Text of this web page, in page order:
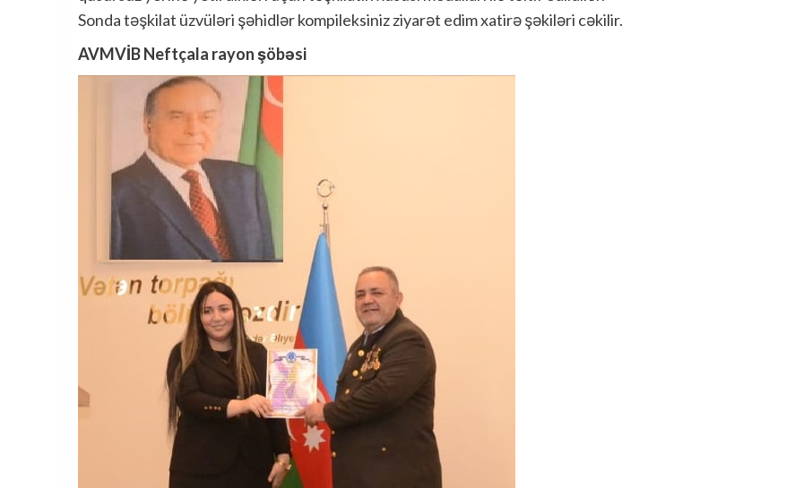
Sonda təşkilat üzvüləri şəhidlər kompileksiniz ziyarət edim xatirə şəkiləri cəkilir.
AVMVİB Neftçala rayon şöbəsi